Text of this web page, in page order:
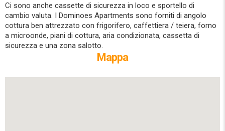
Ci sono anche cassette di sicurezza in loco e sportello di
cambio valuta. I Dominoes Apartments sono forniti di angolo
cottura ben attrezzato con frigorifero, caffettiera / teiera, forno
a microonde, piani di cottura, aria condizionata, cassetta di
sicurezza e una zona salotto.
Mappa